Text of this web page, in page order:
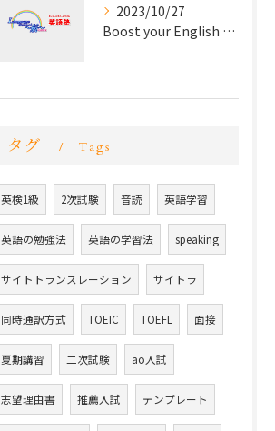
2023/10/27
Boost your English skills and master the language
タグ Tags
英検1級 2次試験 音読 英語学習
英語の勉強法 英語の学習法 speaking
サイトトランスレーション サイトラ
同時通訳方式 TOEIC TOEFL 面接
夏期講習 二次試験 ao入試
志望理由書 推薦入試 テンプレート